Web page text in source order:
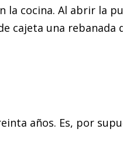
la cocina. Al abrir la
cajeta una rebanada
años. Es, por